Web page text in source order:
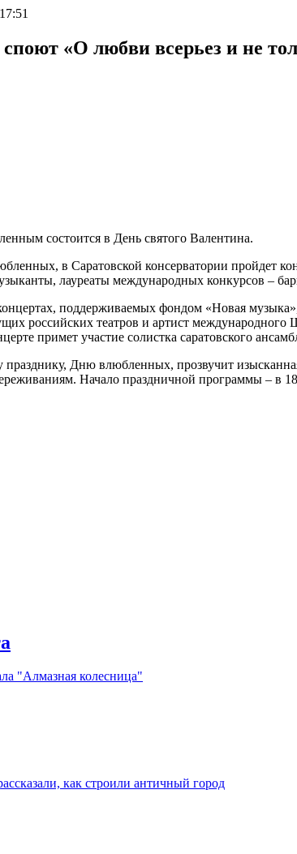
«О любви всерьез и не
состоится в День святого Валентина.
в Саратовской консерватории пройдет
лауреаты международных конкурсов –
поддерживаемых фондом «Новая
российских театров и артист
примет участие солистка саратовского
Дню влюбленных, прозвучит
Начало праздничной программы – в
"Алмазная колесница"
как строили античный город